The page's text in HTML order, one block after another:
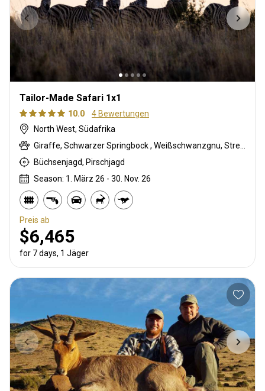
Tailor-Made Safari 1x1
10.0
4 Bewertungen
North West, Südafrika
Giraffe, Schwarzer Springbock , Weißschwanzgnu, Streifengnu, Burchell Zebra, Buschbock, Buschschwein, Karakal, Blessbock, Kronenducker, Riedbock, Springbock, Copper Springbock , Elenantilope, Spießbock, Impala, Kudu, Bergriedbock, Nyala Antilope, Strauß, Südafrikanische Kuhantilope, Red lechwe, Zobel, Steinböckchen, Leierantilope, Warzenschwein, Wasserbock, Weißer Springbock
Büchsenjagd, Pirschjagd
Season: 1. März 26 - 30. Nov. 26
Preis ab
$6,465
for 7 days, 1 Jäger